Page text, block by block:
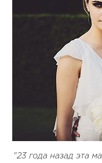
"23 года назад эта